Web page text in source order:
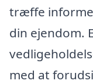
træffe
din ejendom.
med at